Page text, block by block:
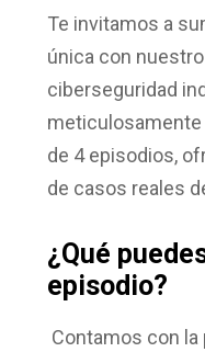
Te invitamos a
única con
ciberseguridad
de 4 episodios,
de casos reales
¿Qué
episodio?
Contamos con